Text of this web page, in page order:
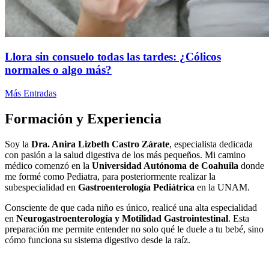
Llora sin consuelo todas las tardes: ¿Cólicos
normales o algo más?
Más Entradas
Formación y Experiencia
Soy la Dra. Anira Lizbeth Castro Zárate, especialista dedicada
con pasión a la salud digestiva de los más pequeños. Mi camino
médico comenzó en la Universidad Autónoma de Coahuila donde
me formé como Pediatra, para posteriormente realizar la
subespecialidad en Gastroenterología Pediátrica en la UNAM.
Consciente de que cada niño es único, realicé una alta especialidad
en Neurogastroenterología y Motilidad Gastrointestinal. Esta
preparación me permite entender no solo qué le duele a tu bebé, sino
cómo funciona su sistema digestivo desde la raíz.